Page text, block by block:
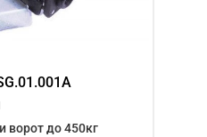
ворот до 450кг